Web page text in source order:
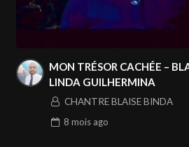
MON TRÉSOR CACHÉE –
LINDA GUILHERMINA
CHANTRE BLAISE BINDA
8 mois ago